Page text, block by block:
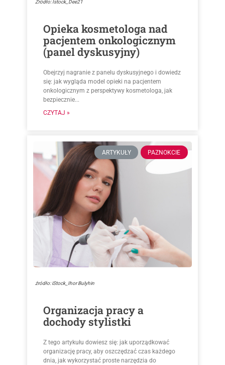
Źródło: Istock_Dee21
Opieka kosmetologa nad
pacjentem onkologicznym
(panel dyskusyjny)
Obejrzyj nagranie z panelu dyskusyjnego i dowiedz
się: jak wygląda model opieki na pacjentem
onkologicznym z perspektywy kosmetologa, jak
bezpiecznie...
CZYTAJ »
ARTYKUŁY PAZNOKCIE
źródło: iStock_Ihor Bulyhin
Organizacja pracy a
dochody stylistki
Z tego artykułu dowiesz się: jak uporządkować
organizację pracy, aby oszczędzać czas każdego
dnia, jak wykorzystać proste narzędzia do